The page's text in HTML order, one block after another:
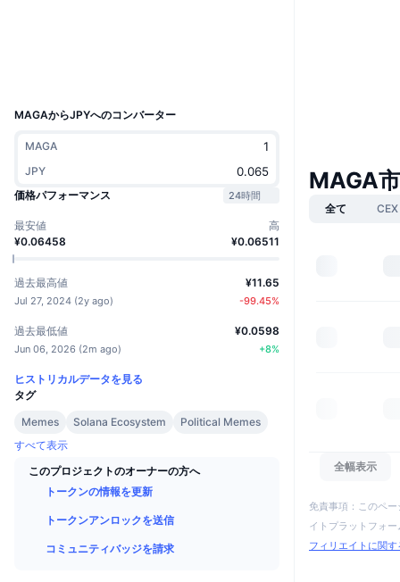
MAGAからJPYへのコンバーター
MAGA
JPY
価格パフォーマンス
24時間
最安値
¥0.06458
高
¥0.06511
過去最高値
Jul 27, 2024 (2y ago)
¥11.65
-99.45%
過去最低値
Jun 06, 2026 (2m ago)
¥0.0598
+8%
ヒストリカルデータを見る
タグ
Memes
Solana Ecosystem
Political Memes
すべて表示
このプロジェクトのオーナーの方へ
トークンの情報を更新
トークンアンロックを送信
コミュニティバッジを請求
MAGA
全て CEX
全幅表示
免責事項：このペ
イトプラットフォ
フィリエイトに関